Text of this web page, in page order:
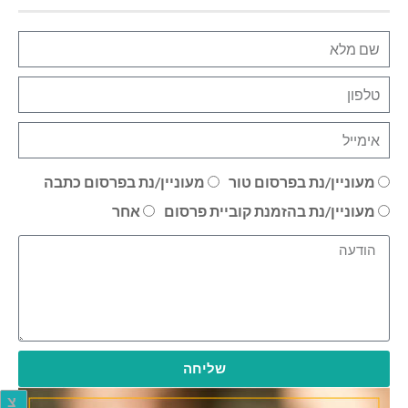
צ
מעוניין/נת בפרסום טור
מעוניין/נת בפרסום כתבה
מעוניין/נת בהזמנת קוביית פרסום
אחר
שליחה